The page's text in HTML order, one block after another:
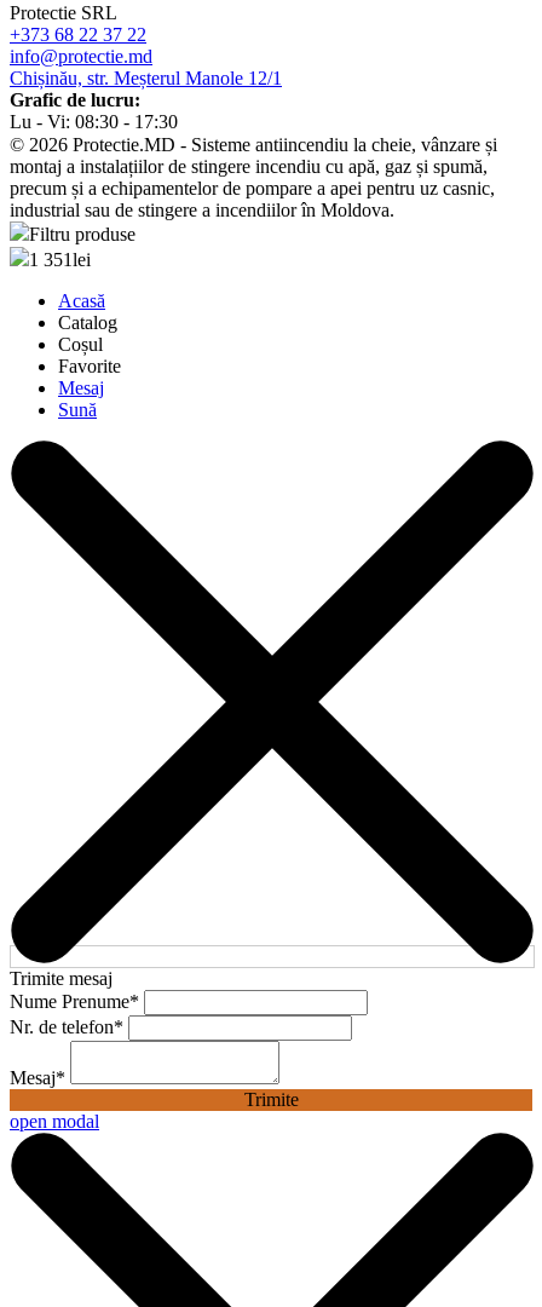
Protectie SRL
+373 68 22 37 22
info@protectie.md
Chișinău, str. Meșterul Manole 12/1
Grafic de lucru:
Lu - Vi: 08:30 - 17:30
© 2026 Protectie.MD - Sisteme antiincendiu la cheie, vânzare și
montaj a instalațiilor de stingere incendiu cu apă, gaz și spumă,
precum și a echipamentelor de pompare a apei pentru uz casnic,
industrial sau de stingere a incendiilor în Moldova.
Filtru produse
1 351lei
Acasă
Catalog
Coșul
Favorite
Mesaj
Sună
Trimite mesaj
Nume Prenume*
Nr. de telefon*
Mesaj*
Trimite
open modal